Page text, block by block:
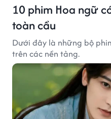
10 phim Hoa ngữ
toàn cầu
Dưới đây là những bộ
trên các nền tảng.